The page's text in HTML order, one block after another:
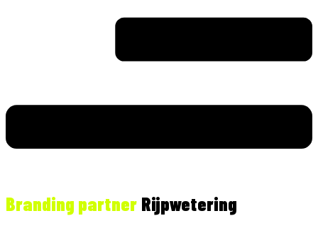
Branding partner Rijpwetering